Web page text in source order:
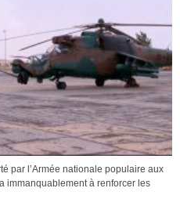
par l’Armée nationale populaire aux
immanquablement à renforcer les